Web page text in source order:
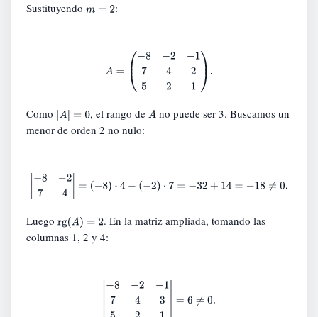
Sustituyendo m=2 :
− 8−2 174 21).
Como A| 0 , el rango de A no puede ser 3. Buscamos un
menor de orden 2 no nulo:
|− 8− 27 4|= −8 4− −2 ⋅ 7=− +14 = − 18≠0.
Luego rg(A)= 2
. En la matriz ampliada, tomando las
columnas 1, 2 y 4:
|−8 2−1 435